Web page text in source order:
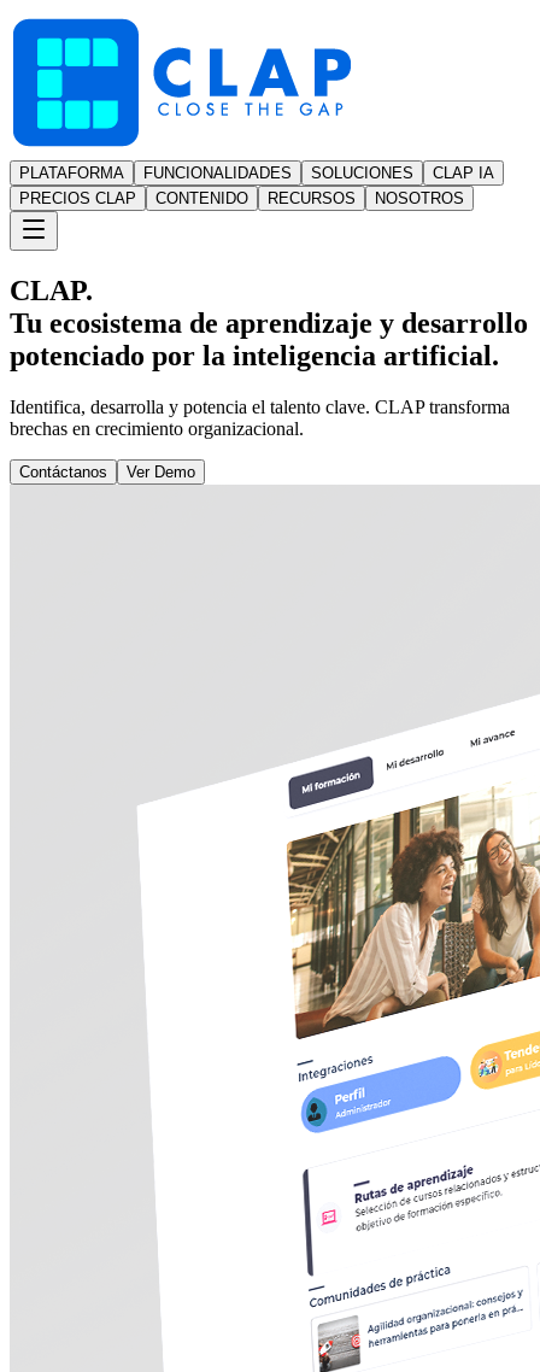
PLATAFORMA FUNCIONALIDADES SOLUCIONES
CLAP IA
PRECIOS CLAP
CONTENIDO RECURSOS NOSOTROS
CLAP.
Tu ecosistema de aprendizaje y desarrollo
potenciado por la inteligencia artificial.
Identifica, desarrolla y potencia el talento clave. CLAP transforma
brechas en crecimiento organizacional.
Contáctanos Ver Demo